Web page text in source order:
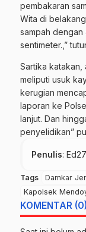
pembakaran
Wita di
sampah
sentimeter.,”
Sartika
meliputi usuk
kerugian
laporan ke
lanjut. Dan
penyelidikan”
Penulis: Ed27
Tags Damkar
Kapolsek
KOMENTAR (0)